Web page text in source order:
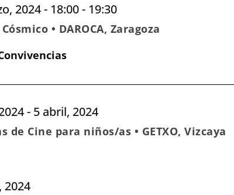
2024 - 18:00- 19:30
• DAROCA, Zaragoza
- 5 abril, 2024
de Cine para niños/as • GETXO, Vizcaya
2024